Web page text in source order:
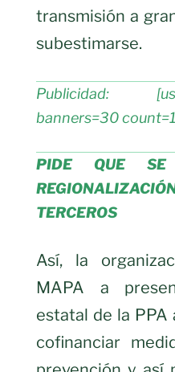
transmisión a
subestimarse.
Publicidad:
banners=30
PIDE QUE SE
TERCEROS
Así, la
MAPA a
estatal de la PPA
cofinanciar